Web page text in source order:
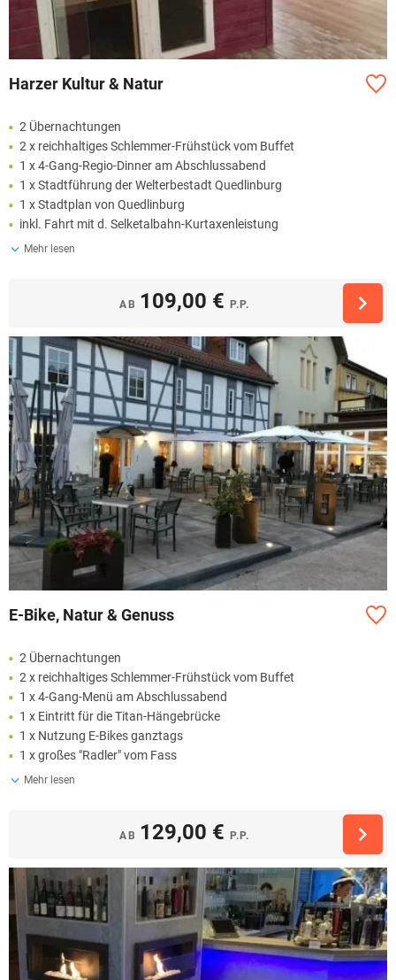
Harzer Kultur & Natur
2 Übernachtungen
2 x reichhaltiges Schlemmer-Frühstück vom Buffet
1 x 4-Gang-Regio-Dinner am Abschlussabend
1 x Stadtführung der Welterbestadt Quedlinburg
1 x Stadtplan von Quedlinburg
inkl. Fahrt mit d. Selketalbahn-Kurtaxenleistung
Mehr lesen
AB 109,00 € P.P.
E-Bike, Natur & Genuss
2 Übernachtungen
2 x reichhaltiges Schlemmer-Frühstück vom Buffet
1 x 4-Gang-Menü am Abschlussabend
1 x Eintritt für die Titan-Hängebrücke
1 x Nutzung E-Bikes ganztags
1 x großes "Radler" vom Fass
Mehr lesen
AB 129,00 € P.P.